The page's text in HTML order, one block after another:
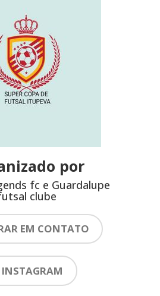
por
fc e Guardalupe
clube
EM CONTATO
INSTAGRAM